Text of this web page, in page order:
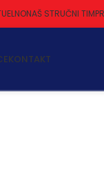
NAŠ STRUČNI TIM
KONTAKT